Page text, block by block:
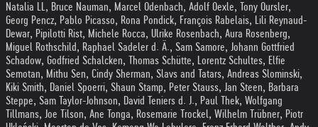
Natalia LL, Bruce Nauman, Marcel Odenbach, Adolf Oexle, Tony Oursler,
Georg Pencz, Pablo Picasso, Rona Pondick, François Rabelais, Lili Reynaud-
Dewar, Pipilotti Rist, Michele Rocca, Ulrike Rosenbach, Aura Rosenberg,
Miguel Rothschild, Raphael Sadeler d. Ä., Sam Samore, Johann Gottfried
Schadow, Godfried Schalcken, Thomas Schütte, Lorentz Schultes, Elfie
Semotan, Mithu Sen, Cindy Sherman, Slavs and Tatars, Andreas Slominski,
Kiki Smith, Daniel Spoerri, Shaun Stamp, Peter Stauss, Jan Steen, Barbara
Steppe, Sam Taylor-Johnson, David Teniers d. J., Paul Thek, Wolfgang
Tillmans, Joe Tilson, Ane Tonga, Rosemarie Trockel, Wilhelm Trübner, Piotr